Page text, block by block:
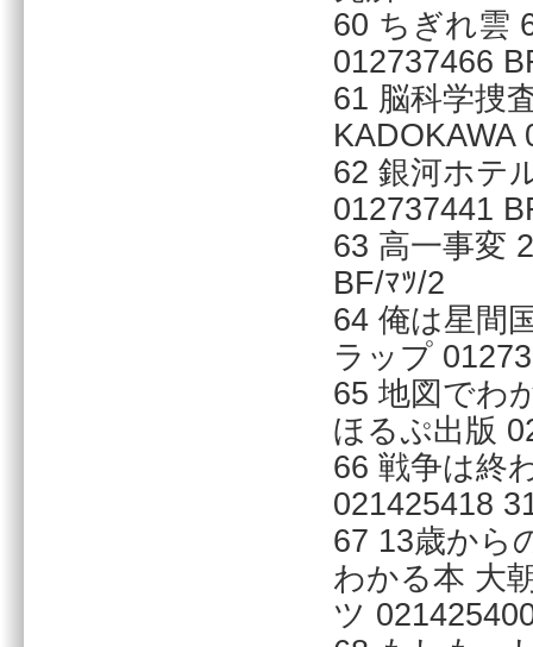
60 ちぎれ雲
012737466
61 脳科学捜
KADOKAWA
62 銀河ホテ
012737441
63 高一事変
BF/ﾏﾂ/2
64 俺は星間
ラップ
65 地図でわ
ほるぷ出版
66 戦争は終
021425418
67 13歳から
わかる本 大
ツ